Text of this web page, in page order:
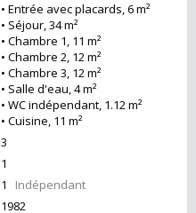
• Entrée avec placards, 6 m²
• Séjour, 34 m²
• Chambre 1, 11 m²
• Chambre 2, 12 m²
• Chambre 3, 12 m²
• Salle d'eau, 4 m²
• WC indépendant, 1.12 m²
• Cuisine, 11 m²
3
1
1 Indépendant
1982